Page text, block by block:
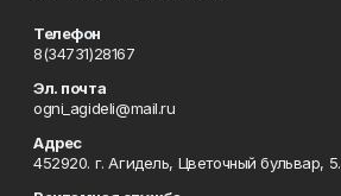
Телефон
8(34731)28167
Эл. почта
ogni_agideli@mail.ru
Адрес
452920. г. Агидель, Цветочный бульвар, 5.